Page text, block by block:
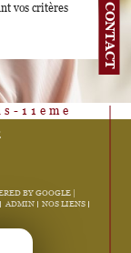
CONTACT
vos critères
11eme
BY GOOGLE |
ADMIN
NOS LIENS